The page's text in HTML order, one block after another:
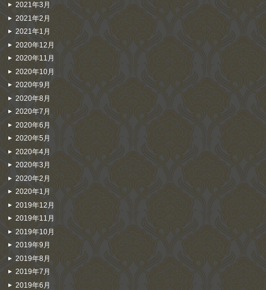
2021年3月
2021年2月
2021年1月
2020年12月
2020年11月
2020年10月
2020年9月
2020年8月
2020年7月
2020年6月
2020年5月
2020年4月
2020年3月
2020年2月
2020年1月
2019年12月
2019年11月
2019年10月
2019年9月
2019年8月
2019年7月
2019年6月